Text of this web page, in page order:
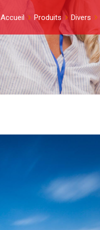
Accueil Produits Divers